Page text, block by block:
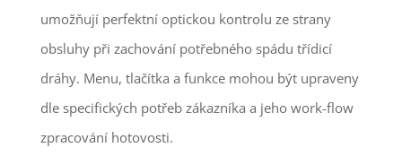
umožňují perfektní optickou kontrolu ze strany
obsluhy při zachování potřebného spádu třídicí
dráhy. Menu, tlačítka a funkce mohou být upraveny
dle specifických potřeb zákazníka a jeho work-flow
zpracování hotovosti.